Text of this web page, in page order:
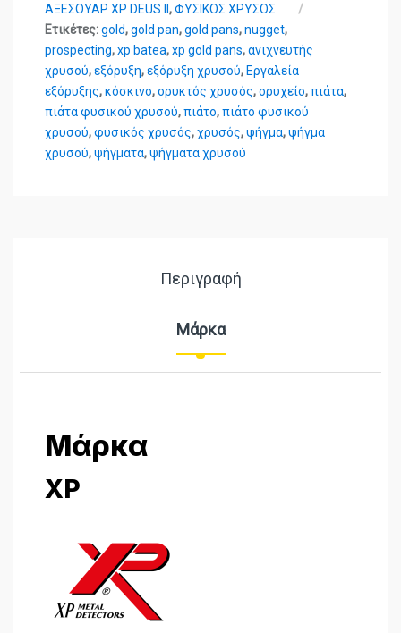
ΑΞΕΣΟΥΑΡ XP DEUS II ,ΦΥΣΙΚΟΣ ΧΡΥΣΟΣ
Ετικέτες:gold,gold pan,gold pans,nugget,
prospecting,xp batea,xp gold pans,ανιχνευτής
χρυσού,εξόρυξη,εξόρυξη χρυσού, Εργαλεία
εξόρυξης,κόσκινο,ορυκτός χρυσός,ορυχείο,πιάτα,
πιάτα φυσικού χρυσού,πιάτο,πιάτο φυσικού
χρυσού,φυσικός χρυσός,χρυσός,ψήγμα,ψήγμα
χρυσού,ψήγματα,ψήγματα χρυσού
Περιγραφή
Μάρκα
Μάρκα
XP